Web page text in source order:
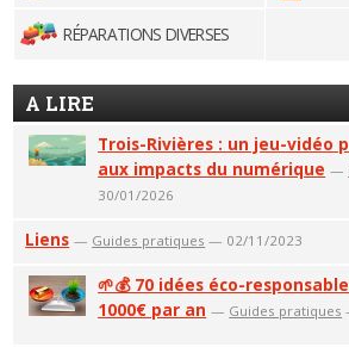
RÉPARATIONS DIVERSES
A LIRE
Trois-Rivières : un jeu-vidéo
aux impacts du numérique —
30/01/2026
Liens — Guides pratiques — 02/11/2023
🌱💰 70 idées éco-
1000€ par an — Guides pratiques